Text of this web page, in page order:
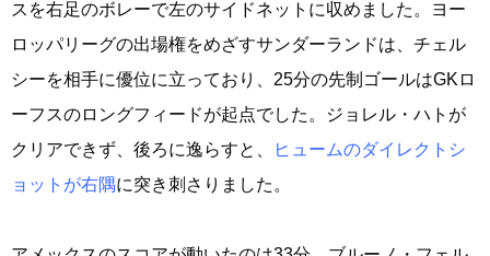
スを右足のボレーで左のサイドネットに収めました。ヨー
ロッパリーグの出場権をめざすサンダーランドは、チェル
シーを相手に優位に立っており、25分の先制ゴールはGKロ
ーフスのロングフィードが起点でした。ジョレル・ハトが
クリアできず、後ろに逸らすと、
ヒュームのダイレクトシ
ョットが右隅に突き刺さりました。